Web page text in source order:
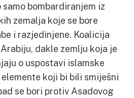
bombardiranjem iz
zemalja koje se bore
i razjedinjene. Koalicija
dakle zemlju koja je
o uspostavi islamske
koji bi bili smiješni
se bori protiv Asadovog